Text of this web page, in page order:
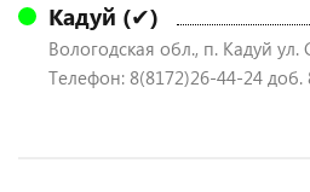
Кадуй (✔)
Вологодская обл., п. Кадуй ул.
Телефон: 8(8172)26-44-24 доб.